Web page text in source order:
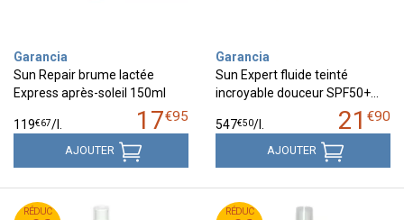
Garancia
Sun Repair brume lactée
Express après-soleil 150ml
17€95
119€67/
AJOUTER
Garancia
Sun Expert fluide teinté
incroyable douceur SPF50+…
21 €90
547€50/
AJOUTER
RÉDUC
22
€
90 RÉDUC
22
€
90